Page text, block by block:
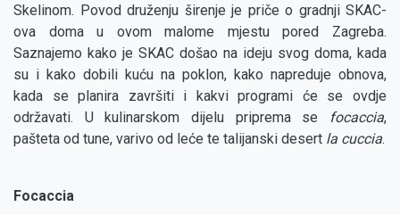
Skelinom. Povod druženju širenje je priče o gradnji SKAC-
ova doma u ovom malome mjestu pored Zagreba.
Saznajemo kako je SKAC došao na ideju svog doma, kada
su i kako dobili kuću na poklon, kako napreduje obnova,
kada se planira završiti i kakvi programi će se ovdje
održavati. U kulinarskom dijelu priprema se
focaccia,
pašteta od tune, varivo od leće te talijanski desert la cuccia.
Focaccia